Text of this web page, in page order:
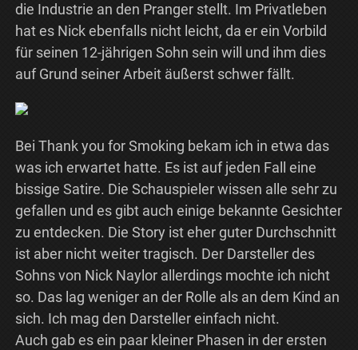
die Industrie an den Pranger stellt. Im Privatleben
hat es Nick ebenfalls nicht leicht, da er ein Vorbild
für seinen 12-jährigen Sohn sein will und ihm dies
auf Grund seiner Arbeit äußerst schwer fällt.
Bei Thank you for Smoking bekam ich in etwa das
was ich erwartet hatte. Es ist auf jeden Fall eine
bissige Satire. Die Schauspieler wissen alle sehr zu
gefallen und es gibt auch einige bekannte Gesichter
zu entdecken. Die Story ist eher guter Durchschnitt
ist aber nicht weiter tragisch. Der Darsteller des
Sohns von Nick Naylor allerdings mochte ich nicht
so. Das lag weniger an der Rolle als an dem Kind an
sich. Ich mag den Darsteller einfach nicht.
Auch gab es ein paar kleiner Phasen in der ersten